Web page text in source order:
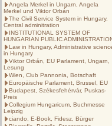
Angela Merkel in Ungarn, Angela
Merkel und Viktor Orbán
The Civil Service System in Hungary,
Central adminitration
INSTITUTIONAL SYSTEM OF
HUNGARIAN PUBLIC
Law in Hungary, Administrative
in Hungary
Viktor Orbán, EU Parlament, Ungarn,
Lesung
Wien, Club Pannonia, Botschaft
Europäische Parlament, Brussel, EU
Budapest, Székesfehérvár, Puskas-
Preis
Collegium Hungaricum, Buchmesse
Leipzig
ciando, E-Book, Fidesz, Bürger